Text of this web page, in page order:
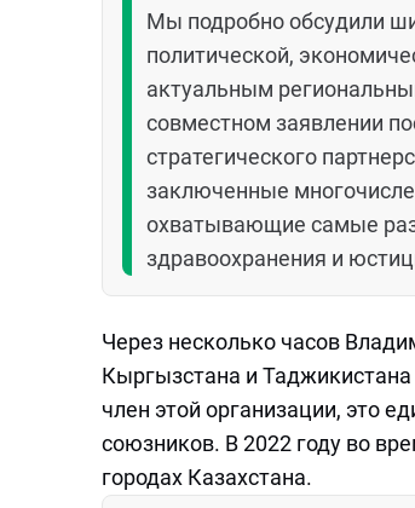
Мы подробно обсудили
политической,
актуальным
совместном заявлении
стратегического
заключенные
охватывающие самые
здравоохранения и
Через несколько часов
Кыргызстана и
член этой организации, это
союзников. В 2022 году во
городах Казахстана.